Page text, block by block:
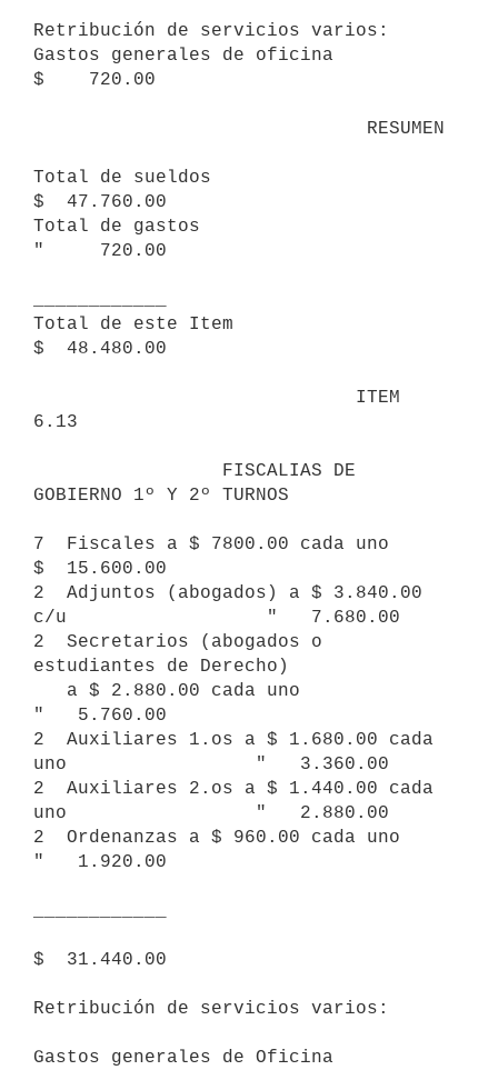
Retribución de servicios varios:
Gastos generales de oficina
$    720.00
Total de sueldos
$  47.760.00
Total de gastos
"     720.00
Total de este Item
$  48.480.00
6.13
GOBIERNO 1º Y 2º TURNOS
7  Fiscales a $ 7800.00 cada uno
$  15.600.00
2  Adjuntos (abogados) a $ 3.840.00
c/u                  "   7.680.00
2  Secretarios (abogados o
estudiantes de Derecho)
"   5.760.00
2  Auxiliares 1.os a $ 1.680.00 cada
uno                 "   3.360.00
2  Auxiliares 2.os a $ 1.440.00 cada
uno                 "   2.880.00
2  Ordenanzas a $ 960.00 cada uno
"   1.920.00
$  31.440.00
Retribución de servicios varios:
Gastos generales de Oficina